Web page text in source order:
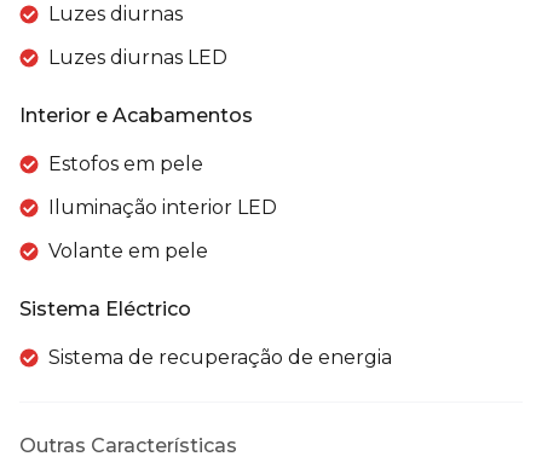
Luzes diurnas
Luzes diurnas LED
Interior e Acabamentos
Estofos em pele
Iluminação interior LED
Volante em pele
Sistema Eléctrico
Sistema de recuperação de energia
Outras Características